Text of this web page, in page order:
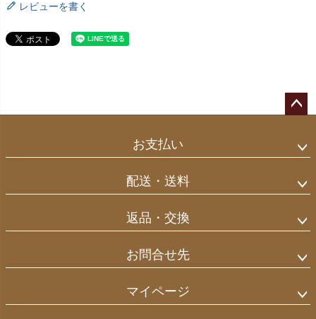
レビューを書く
ップ
お支払い
配送・送料
返品・交換
お問合せ先
マイページ